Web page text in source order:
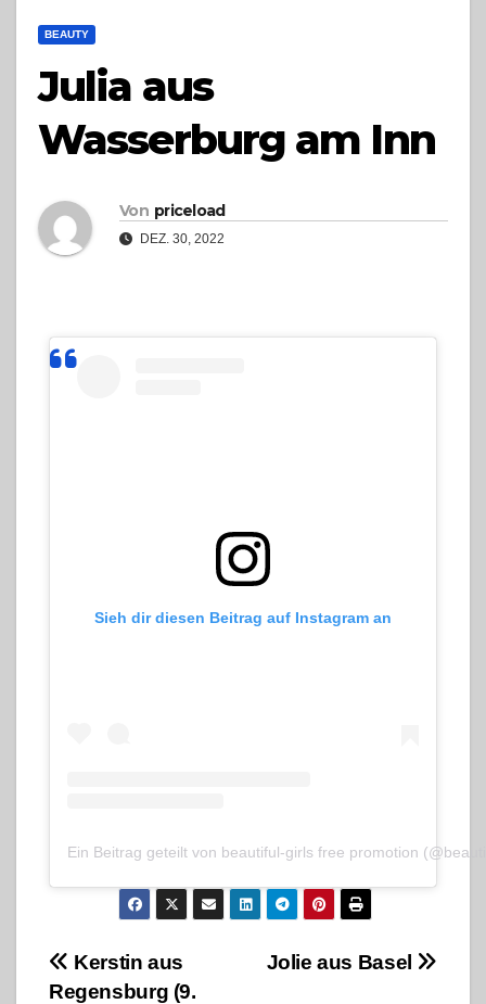
BEAUTY
Julia aus
Wasserburg am Inn
Von priceload
DEZ. 30, 2022
Sieh dir diesen Beitrag auf Instagram an
Ein Beitrag geteilt von beautiful-girls free promotion
Beitragsnavigation
Jolie aus Basel
Kerstin aus
Regensburg (9.